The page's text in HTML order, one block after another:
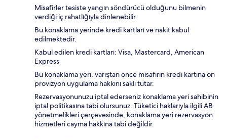
Misafirler tesiste yangın söndürücü olduğunu bilmenin
verdiği iç rahatlığıyla dinlenebilir.
Bu konaklama yerinde kredi kartları ve nakit kabul
edilmektedir.
Kabul edilen kredi kartları: Visa, Mastercard, American
Express
Bu konaklama yeri, varıştan önce misafirin kredi kartına ön
provizyon uygulama hakkını saklı tutar.
Rezervasyonunuzu iptal ederseniz konaklama yeri sahibinin
iptal politikasına tabi olursunuz. Tüketici haklarıyla ilgili AB
yönetmelikleri çerçevesinde, konaklama yeri rezervasyon
hizmetleri cayma hakkına tabi değildir.